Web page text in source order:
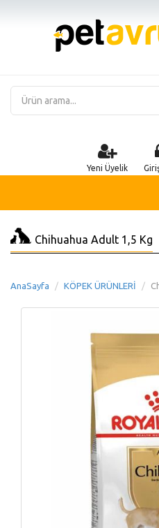
Yeni Üyelik
Chihuahua Adult 1,5 Kg
AnaSayfa KÖPEK ÜRÜNLERİ